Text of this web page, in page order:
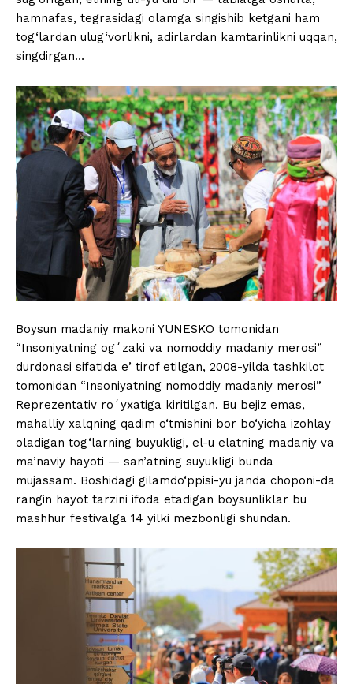
hamnafas, tegrasidagi olamga singishib ketgani ham
tog‘lardan ulug‘vorlikni, adirlardan kamtarinlikni uqqan,
singdirgan…
Boysun madaniy makoni YUNESKO tomonidan
“Insoniyatning ogʻzaki va nomoddiy madaniy merosi”
durdonasi sifatida eʼtirof etilgan, 2008-yilda tashkilot
tomonidan “Insoniyatning nomoddiy madaniy merosi”
Reprezentativ roʻyxatiga kiritilgan. Bu bejiz emas,
mahalliy xalqning qadim o‘tmishini bor bo‘yicha izohlay
oladigan tog‘larning buyukligi, el-u elatning madaniy va
ma’naviy hayoti — san’atning suyukligi bunda
mujassam. Boshidagi gilamdo‘ppisi-yu janda choponi-da
rangin hayot tarzini ifoda etadigan boysunliklar bu
mashhur festivalga 14 yilki mezbonligi shundan.